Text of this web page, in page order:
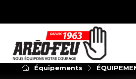
Équipements